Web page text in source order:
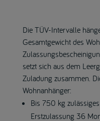
Die TÜV-Intervalle
Gesamtgewicht des
setzt sich aus dem
Zuladung zusammen.
Wohnanhänger:
Bis 750 kg
Erstzulassung 36